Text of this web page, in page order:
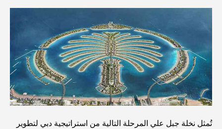
Abu Dhabi vs Dubai: A Practical Comparison for
Investors and Residents
Best Schools in Downtown Dubai: A Guide for
Families
أشياء يمكنك القيام بها في دبي خلال فصل الصيف: دليلك الأمثل
للتغلب على الحرارة
أفضل الهدايا الفاخرة للرجال: أفكار هدايا مميزة وخالدة
تُمثل نخلة جبل علي المرحلة التالية من استراتيجية دبي لتطوير